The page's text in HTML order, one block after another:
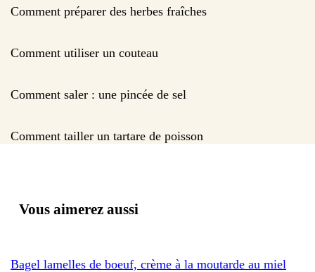
Comment préparer des herbes fraîches
Comment utiliser un couteau
Comment saler : une pincée de sel
Comment tailler un tartare de poisson
Vous aimerez aussi
Bagel lamelles de boeuf, crème à la moutarde au miel